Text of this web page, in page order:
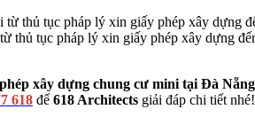
thủ tục pháp lý xin giấy phép xây dựng
xây dựng chung cư mini tại Đà Nẵng
618 để 618 Architects giải đáp chi tiết nhé!